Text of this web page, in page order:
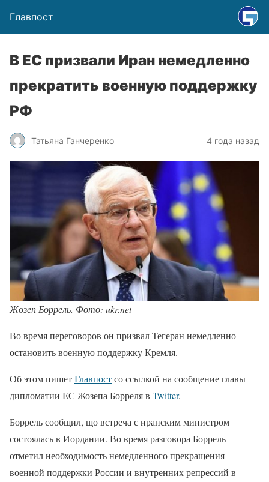
Главпост
В ЕС призвали Иран немедленно
прекратить военную поддержку
РФ
Татьяна Ганчеренко 4 года назад
Жозеп Боррель. Фото: ukr.net
Во время переговоров он призвал Тегеран немедленно
остановить военную поддержку Кремля.
Об этом пишетГлавпостсо ссылкой на сообщение главы
дипломатии ЕС Жозепа Борреля в Twitter.
Боррель сообщил, що встреча с иранским министром
состоялась в Иордании. Во время разговора Боррель
отметил необходимость немедленного прекращения
военной поддержки России и внутренних репрессий в